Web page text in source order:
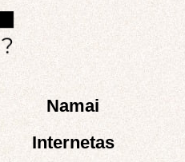
Namai
Internetas